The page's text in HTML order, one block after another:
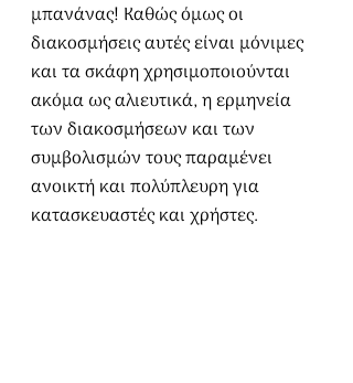
μπανάνας! Καθώς όμως οι
διακοσμήσεις αυτές είναι μόνιμες
και τα σκάφη χρησιμοποιούνται
ακόμα ως αλιευτικά, η ερμηνεία
των διακοσμήσεων και των
συμβολισμών τους παραμένει
ανοικτή και πολύπλευρη για
κατασκευαστές και χρήστες.